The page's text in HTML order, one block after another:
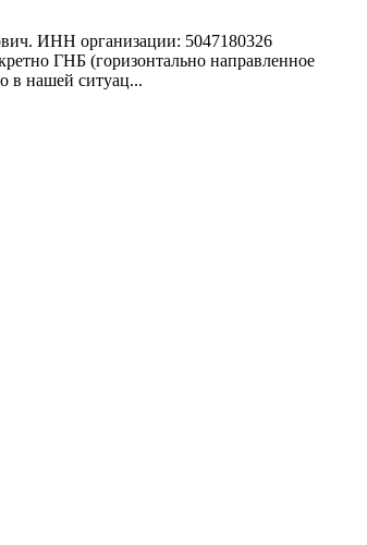
ИНН организации: 5047180326
ГНБ (горизонтально направленное
в нашей ситуац...